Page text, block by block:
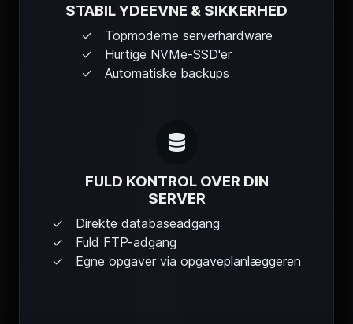
STABIL YDEEVNE & SIKKERHED
Topmoderne serverhardware
Hurtige NVMe-SSD'er
Automatiske backups
FULD KONTROL OVER DIN
SERVER
Direkte databaseadgang
Fuld FTP-adgang
Egne opgaver via opgaveplanlæggeren